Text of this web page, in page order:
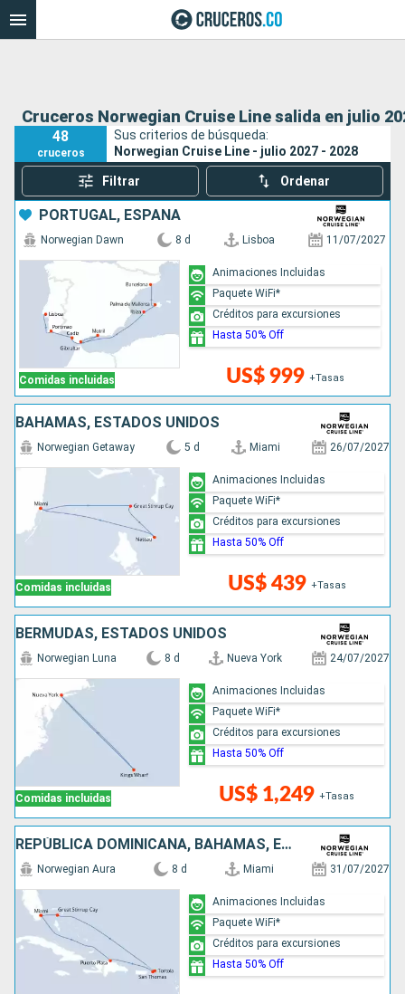
Cruceros Norwegian Cruise Line salida en julio
48
cruceros
Sus criterios de búsqueda:
Norwegian Cruise Line - julio 2027 - 2028
Filtrar Ordenar
PORTUGAL, ESPAÑA
Comidas incluidas
Norwegian Dawn 8 d Lisboa 11/07/2027
US$ 999 +Tasas
Animaciones Incluidas
Paquete WiFi*
Créditos para excursiones
Hasta 50% Off
BAHAMAS, ESTADOS UNIDOS
Comidas incluidas
Norwegian Getaway 5 d Miami 26/07/2027
US$ 439 +Tasas
Animaciones Incluidas
Paquete WiFi*
Créditos para excursiones
Hasta 50% Off
BERMUDAS, ESTADOS UNIDOS
Comidas incluidas
Norwegian Luna 8 d Nueva York 24/07/2027
US$ 1,249 +Tasas
Animaciones Incluidas
Paquete WiFi*
Créditos para excursiones
Hasta 50% Off
REPÚBLICA DOMINICANA, BAHAMAS, ESTADOS UNIDOS
Norwegian Aura 8 d Miami 31/07/2027
Animaciones Incluidas
Paquete WiFi*
Créditos para excursiones
Hasta 50% Off